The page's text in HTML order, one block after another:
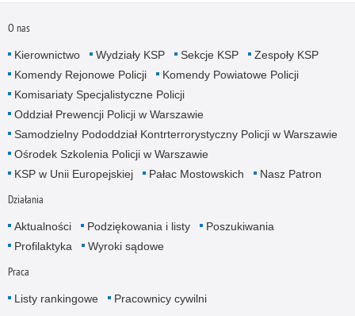
O nas
Kierownictwo Wydziały KSP Sekcje KSP
Zespoły KSP
Komendy Rejonowe Policji
Komendy Powiatowe Policji
Komisariaty Specjalistyczne Policji
Oddział Prewencji Policji w Warszawie
Samodzielny Pododdział Kontrterrorystyczny Policji w Warszawie
Ośrodek Szkolenia Policji w Warszawie
KSP w Unii Europejskiej
Pałac Mostowskich Nasz Patron
Działania
Aktualności Podziękowania i listy
Poszukiwania
Profilaktyka
Wyroki sądowe
Praca
Listy rankingowe Pracownicy cywilni